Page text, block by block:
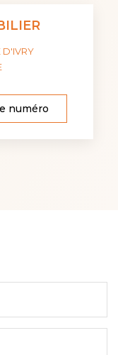
D'IVRY
numéro